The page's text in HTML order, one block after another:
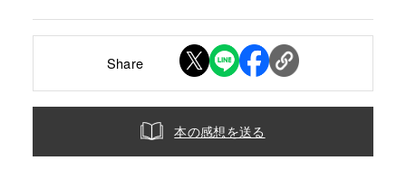
Share
本の感想を送る